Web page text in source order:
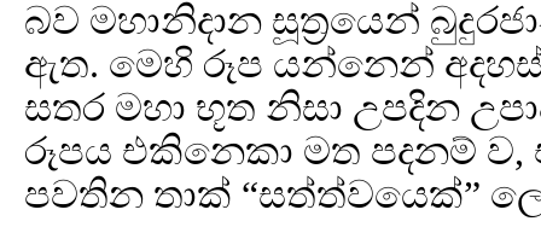
බව මහානිදාන සූත්‍රයෙන්
ඇත. මෙහි රූප යන්නෙන්
සතර මහා භූත නිසා උපදින
රූපය එකිනෙකා මත පදනම්
පවතින තාක් “සත්ත්වයෙක්”